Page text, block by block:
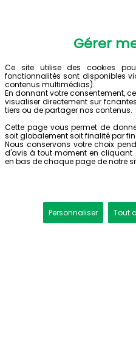
Gérer
Ce site utilise des cookies
fonctionnalités sont disponibles
contenus multimédias).
En donnant votre consentement,
visualiser directement sur
tiers ou de partager nos contenus.
Cette page vous permet de
soit globalement soit finalité par
Nous conservons votre choix
d'avis à tout moment en cliquant
en bas de chaque page de notre
Personnaliser Tout